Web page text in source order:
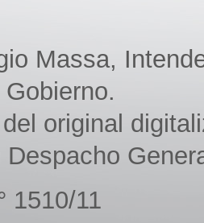
Massa,
original
Despacho
1510/11